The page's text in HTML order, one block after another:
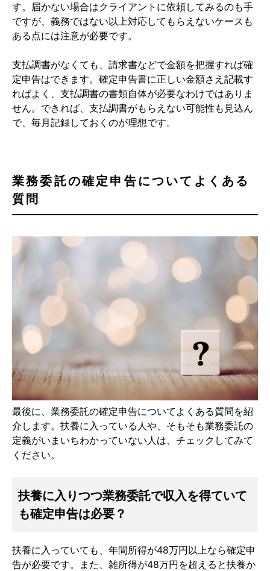
す。届かない場合はクライアントに依頼してみるのも手
ですが、義務ではない以上対応してもらえないケースも
ある点には注意が必要です。
支払調書がなくても、請求書などで金額を把握すれば確
定申告はできます。確定申告書に正しい金額さえ記載す
ればよく、支払調書の書類自体が必要なわけではありま
せん。できれば、支払調書がもらえない可能性も見込ん
で、毎月記録しておくのが理想です。
業務委託の確定申告についてよくある
質問
最後に、業務委託の確定申告についてよくある質問を紹
介します。扶養に入っている人や、そもそも業務委託の
定義がいまいちわかっていない人は、チェックしてみて
ください。
扶養に入りつつ業務委託で収入を得ていて
も確定申告は必要？
扶養に入っていても、年間所得が48万円以上なら確定申
告が必要です。また、雑所得が48万円を超えると扶養か